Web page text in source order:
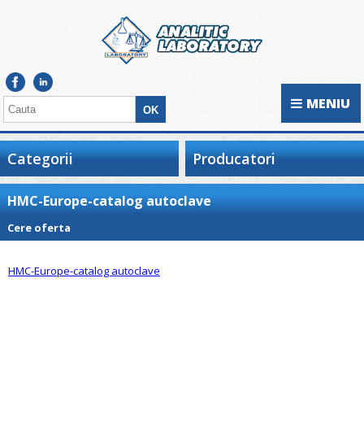
MENIU
Categorii Producatori
HMC-Europe-catalog autoclave
Cere oferta
HMC-Europe-catalog autoclave